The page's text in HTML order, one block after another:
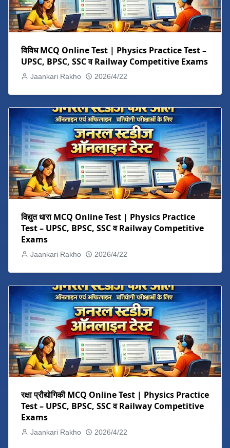
विविध MCQ Online Test | Physics Practice Test –
UPSC, BPSC, SSC व Railway Competitive Exams
Jaankari Rakho 2026/4/22
विद्युत धारा MCQ Online Test | Physics Practice
Test – UPSC, BPSC, SSC व Railway Competitive
Exams
Jaankari Rakho 2026/4/22
रक्षा प्रौद्योगिकी MCQ Online Test | Physics Practice
Test – UPSC, BPSC, SSC व Railway Competitive
Exams
Jaankari Rakho 2026/4/22